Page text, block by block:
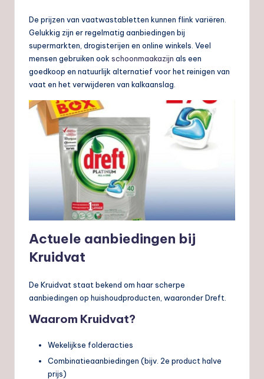
De prijzen van vaatwastabletten kunnen flink variëren.
Gelukkig zijn er regelmatig aanbiedingen bij
supermarkten, drogisterijen en online winkels. Veel
mensen gebruiken ook schoonmaakazijn als een
goedkoop en natuurlijk alternatief voor het reinigen van
vaat en het verwijderen van kalkaanslag.
Actuele aanbiedingen bij
Kruidvat
De Kruidvat staat bekend om haar scherpe
aanbiedingen op huishoudproducten, waaronder Dreft.
Waarom Kruidvat?
Wekelijkse folderacties
Combinatieaanbiedingen (bijv. 2e product halve
prijs)